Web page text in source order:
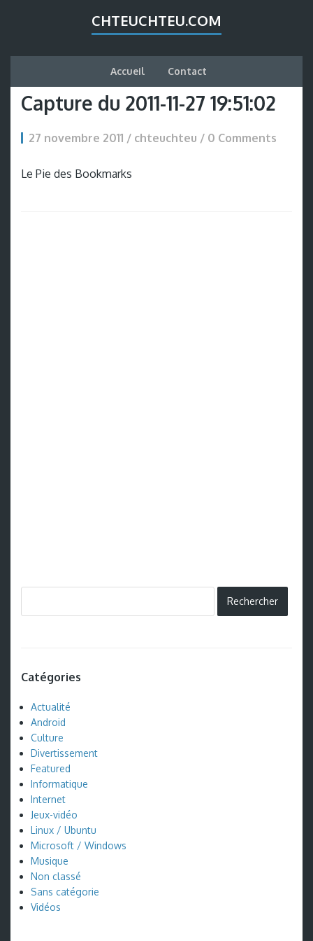
CHTEUCHTEU.COM
Accueil Contact
Capture du 2011-11-27 19:51:02
27 novembre 2011 / chteuchteu / 0 Comments
Le Pie des Bookmarks
Catégories
Actualité
Android
Culture
Divertissement
Featured
Informatique
Internet
Jeux-vidéo
Linux / Ubuntu
Microsoft / Windows
Musique
Non classé
Sans catégorie
Vidéos